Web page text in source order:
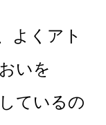
よくアト
いを
ているの